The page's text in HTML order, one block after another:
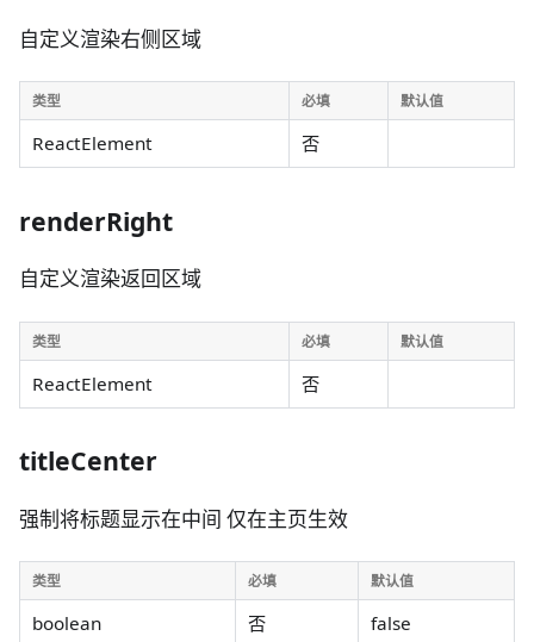
自定义渲染右侧区域
类型 必填 默认值
ReactElement 否
renderRight
自定义渲染返回区域
类型 必填 默认值
ReactElement 否
titleCenter
强制将标题显示在中间 仅在主页生效
类型 必填 默认值
boolean 否 false